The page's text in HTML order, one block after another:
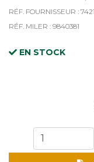
RÉF. FOURNISSEUR :
RÉF. MILER : 9840381
EN STOCK